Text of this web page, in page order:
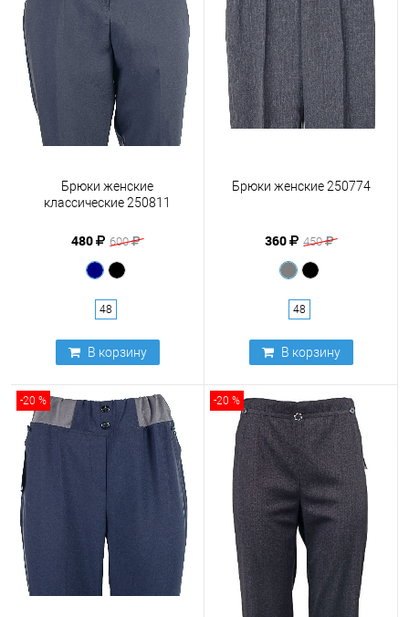
Брюки женские
классические 250811
480 600
48
В корзину
Брюки женские 250774
360 450
48
В корзину
-20 % -20 %